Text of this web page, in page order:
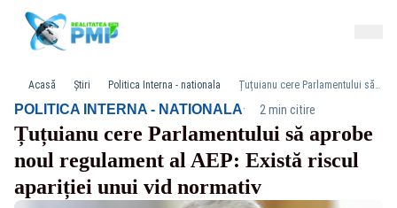
Acasă Știri Politica Interna - nationala Țuțuianu cere Parlamentului să aprobe noul regulament al AEP: Există riscul apariției unui vid normativ
POLITICA INTERNA - NATIONALA· 2 min citire
Țuțuianu cere Parlamentului să aprobe
noul regulament al AEP: Există riscul
apariției unui vid normativ